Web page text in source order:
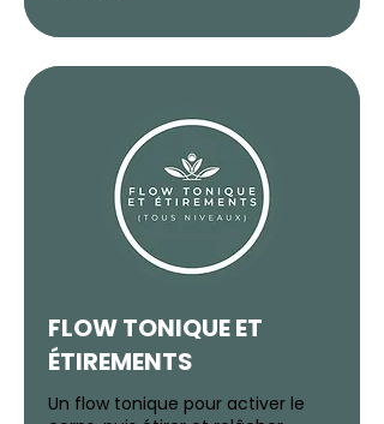
FLOW TONIQUE ET
ÉTIREMENTS
Un flow tonique pour activer le